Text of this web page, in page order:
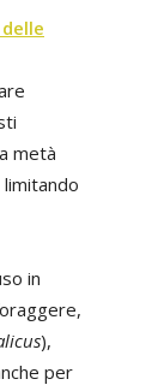
metà
in
),
per